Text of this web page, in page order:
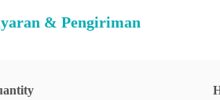
& Pengiriman